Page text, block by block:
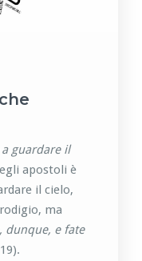
guardare il
apostoli è
il cielo,
ma
dunque, e fate